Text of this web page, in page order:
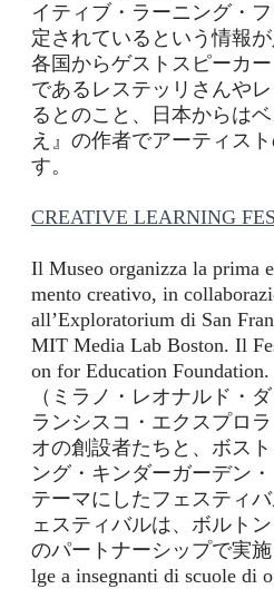
イティブ・ラーニング・
定されているという情報
各国からゲストスピーカ
であるレステッリさんや
るとのこと、日本からは
え』の作者でアーティス
す。
CREATIVE LEARNING
Il Museo organizza la prima
mento creativo, in
all’Exploratorium di San
MIT Media Lab Boston. Il
on for Education
（ミラノ・レオナルド・
ランシスコ・エクスプロ
オの創設者たちと、ボス
ング・キンダーガーデン
テーマにしたフェスティ
ェスティバルは、ボルト
のパートナーシップで実
lge a insegnanti di scuole di